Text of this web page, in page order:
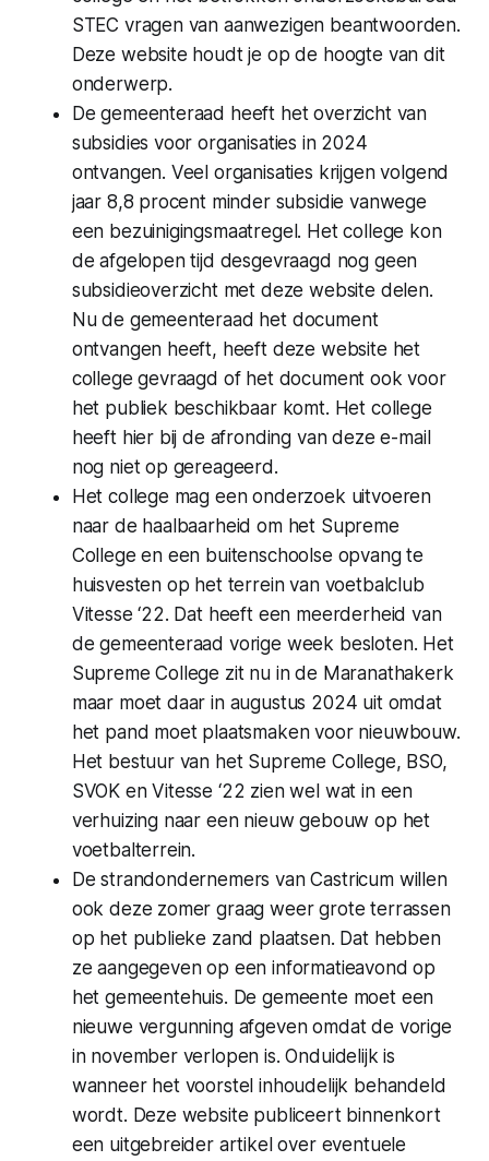
STEC vragen van aanwezigen beantwoorden.
Deze website houdt je op de hoogte van dit
onderwerp.
De gemeenteraad heeft het overzicht van
subsidies voor organisaties in 2024
ontvangen. Veel organisaties krijgen volgend
jaar 8,8 procent minder subsidie vanwege
een bezuinigingsmaatregel. Het college kon
de afgelopen tijd desgevraagd nog geen
subsidieoverzicht met deze website delen.
Nu de gemeenteraad het document
ontvangen heeft, heeft deze website het
college gevraagd of het document ook voor
het publiek beschikbaar komt. Het college
heeft hier bij de afronding van deze e-mail
nog niet op gereageerd.
Het college mag een onderzoek uitvoeren
naar de haalbaarheid om het Supreme
College en een buitenschoolse opvang te
huisvesten op het terrein van voetbalclub
Vitesse ‘22. Dat heeft een meerderheid van
de gemeenteraad vorige week besloten. Het
Supreme College zit nu in de Maranathakerk
maar moet daar in augustus 2024 uit omdat
het pand moet plaatsmaken voor nieuwbouw.
Het bestuur van het Supreme College, BSO,
SVOK en Vitesse ‘22 zien wel wat in een
verhuizing naar een nieuw gebouw op het
voetbalterrein.
De strandondernemers van Castricum willen
ook deze zomer graag weer grote terrassen
op het publieke zand plaatsen. Dat hebben
ze aangegeven op een informatieavond op
het gemeentehuis. De gemeente moet een
nieuwe vergunning afgeven omdat de vorige
in november verlopen is. Onduidelijk is
wanneer het voorstel inhoudelijk behandeld
wordt. Deze website publiceert binnenkort
een uitgebreider artikel over eventuele